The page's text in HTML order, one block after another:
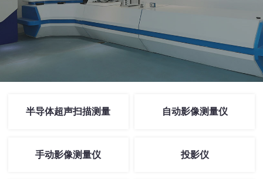
半导体超声扫描测量 自动影像测量仪
手动影像测量仪 投影仪